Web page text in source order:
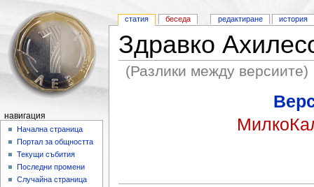
Здравко
(Разлики между версиите)
статия беседа редактиране история
навигация
Начална страница
Портал за общността
Текущи събития
Последни промени
Случайна страница